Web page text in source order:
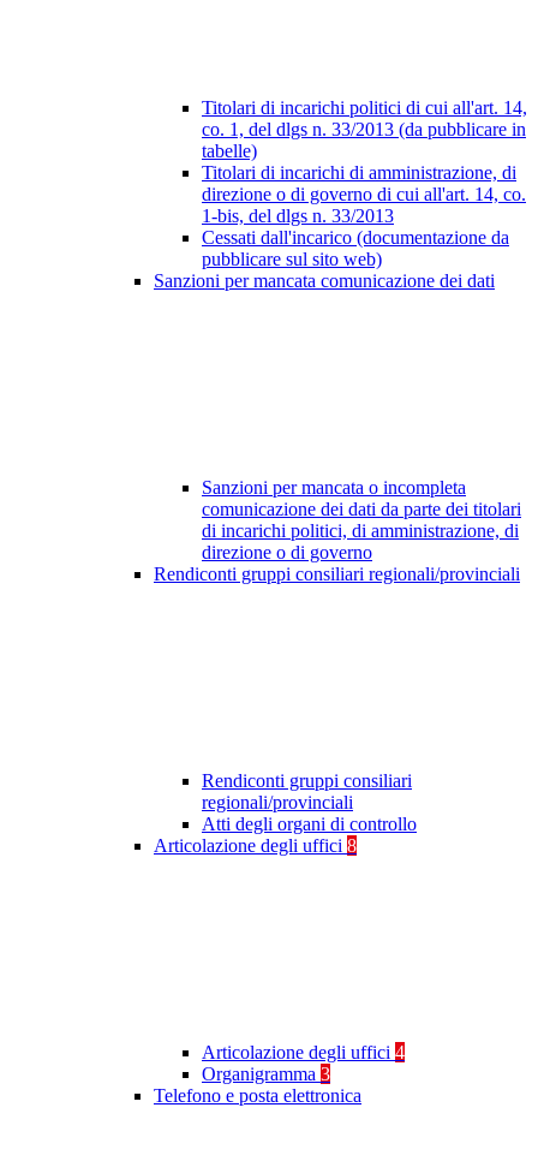
Titolari di incarichi politici di cui all'art. 14,
co. 1, del dlgs n. 33/2013 (da pubblicare in
tabelle)
Titolari di incarichi di amministrazione, di
direzione o di governo di cui all'art. 14, co.
1-bis, del dlgs n. 33/2013
Cessati dall'incarico (documentazione da
pubblicare sul sito web)
Sanzioni per mancata comunicazione dei dati
Sanzioni per mancata o incompleta
comunicazione dei dati da parte dei titolari
di incarichi politici, di amministrazione, di
direzione o di governo
Rendiconti gruppi consiliari regionali/provinciali
Rendiconti gruppi consiliari
regionali/provinciali
Atti degli organi di controllo
Articolazione degli uffici 8
Articolazione degli uffici 4
Organigramma 3
Telefono e posta elettronica